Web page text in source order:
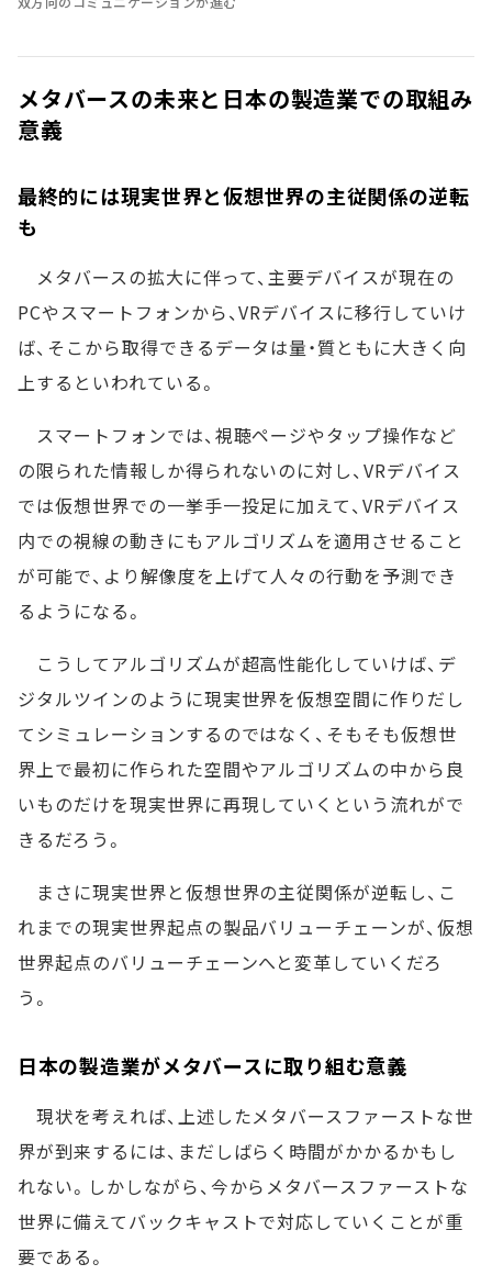
メタバースの未来と日本の製造業での取組み
意義
最終的には現実世界と仮想世界の主従関係の逆転
も
メタバースの拡大に伴って、主要デバイスが現在の
PCやスマートフォンから、VRデバイスに移行していけ
ば、そこから取得できるデータは量・質ともに大きく向
上するといわれている。
スマートフォンでは、視聴ページやタップ操作など
の限られた情報しか得られないのに対し、VRデバイス
では仮想世界での一挙手一投足に加えて、VRデバイス
内での視線の動きにもアルゴリズムを適用させること
が可能で、より解像度を上げて人々の行動を予測でき
るようになる。
こうしてアルゴリズムが超高性能化していけば、デ
ジタルツインのように現実世界を仮想空間に作りだし
てシミュレーションするのではなく、そもそも仮想世
界上で最初に作られた空間やアルゴリズムの中から良
いものだけを現実世界に再現していくという流れがで
きるだろう。
まさに現実世界と仮想世界の主従関係が逆転し、こ
れまでの現実世界起点の製品バリューチェーンが、仮想
世界起点のバリューチェーンへと変革していくだろ
う。
日本の製造業がメタバースに取り組む意義
現状を考えれば、上述したメタバースファーストな世
界が到来するには、まだしばらく時間がかかるかもし
れない。しかしながら、今からメタバースファーストな
世界に備えてバックキャストで対応していくことが重
要である。